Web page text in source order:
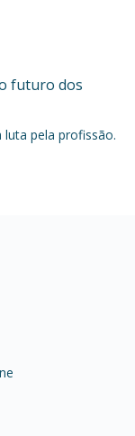
futuro dos
pela profissão.